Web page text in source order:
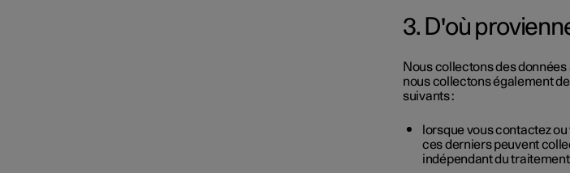
3. D'où
Nous collectons des
nous collectons également
suivants :
lorsque vous contactez
ces derniers peuvent
indépendant du